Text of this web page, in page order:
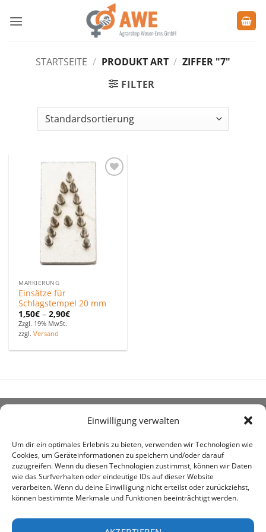
Einwilligung verwalten
Um dir ein optimales Erlebnis zu bieten, verwenden wir Technologien wie
Cookies, um Geräteinformationen zu speichern und/oder darauf
zuzugreifen. Wenn du diesen Technologien zustimmst, können wir Daten
wie das Surfverhalten oder eindeutige IDs auf dieser Website
verarbeiten. Wenn du deine Einwilligung nicht erteilst oder zurückziehst,
können bestimmte Merkmale und Funktionen beeinträchtigt werden.
Inhalt
STARTSEITE / PRODUKT ART / ZIFFER "7"
FILTER
MARKIERUNG
Einsätze für
Schlagstempel 20 mm
1,50€ –2,90€
Zzgl. 19% MwSt.
zzgl.Versand
um den Kauf landwirtschaftlicher Bedarfsartikel geht.